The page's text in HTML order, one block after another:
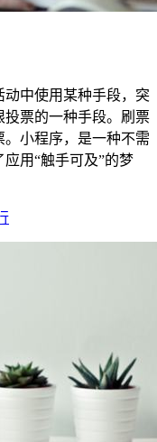
中使用某种手段，突
票的一种手段。刷票
小程序，是一种不需
用“触手可及”的梦